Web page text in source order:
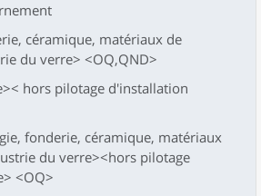
céramique, matériaux de
du verre> <OQ,QND>
hors pilotage d'installation
fonderie, céramique, matériaux
du verre><hors pilotage
<OQ>